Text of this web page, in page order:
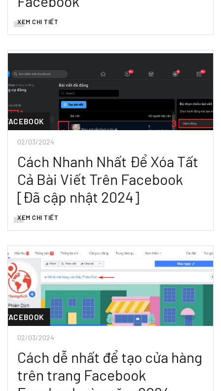
XEM CHI TIẾT
FACEBOOK
02/03/2024
Cách Nhanh Nhất Để Xóa Tất
Cả Bài Viết Trên Facebook
[Đã cập nhật 2024]
XEM CHI TIẾT
FACEBOOK
02/03/2024
Cách dễ nhất để tạo cửa hàng
trên trang Facebook